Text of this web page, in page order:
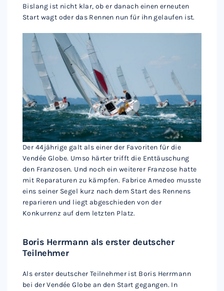
Bislang ist nicht klar, ob er danach einen erneuten
Start wagt oder das Rennen nun für ihn gelaufen ist.
Der 44jährige galt als einer der Favoriten für die
Vendée Globe. Umso härter trifft die Enttäuschung
den Franzosen. Und noch ein weiterer Franzose hatte
mit Reparaturen zu kämpfen. Fabrice Amedeo musste
eins seiner Segel kurz nach dem Start des Rennens
reparieren und liegt abgeschieden von der
Konkurrenz auf dem letzten Platz.
Boris Herrmann als erster deutscher
Teilnehmer
Als erster deutscher Teilnehmer ist Boris Herrmann
bei der Vendée Globe an den Start gegangen. In